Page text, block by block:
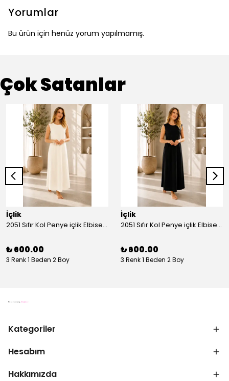
Yorumlar
Bu ürün için henüz yorum yapılmamış.
Çok Satanlar
İçlik
2051 Sıfır Kol Penye içlik Elbise - Ekru
₺ 600.00
3 Renk 1 Beden 2 Boy
İçlik
2051 Sıfır Kol Penye içlik Elbise - Siyah
₺ 600.00
3 Renk 1 Beden 2 Boy
Kategoriler
Hesabım
Hakkımızda